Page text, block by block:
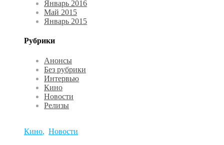
Январь 2016
Май 2015
Январь 2015
Рубрики
Анонсы
Без рубрики
Интервью
Кино
Новости
Релизы
Кино, Новости